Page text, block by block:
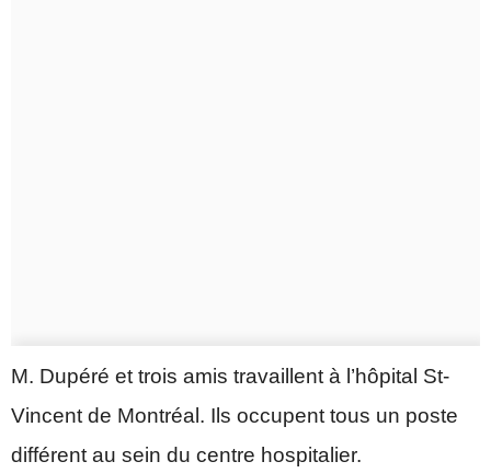
M. Dupéré et trois amis travaillent à l’hôpital St-
Vincent de Montréal. Ils occupent tous un poste
différent au sein du centre hospitalier.